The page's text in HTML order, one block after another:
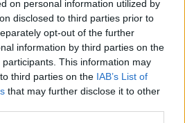
on personal information utilized by
disclosed to third parties prior to
opt-out of the further
information by third parties on the
participants. This information may
third parties on the IAB’s List of
that may further disclose it to other
το
λειτουργία
κατοίκων